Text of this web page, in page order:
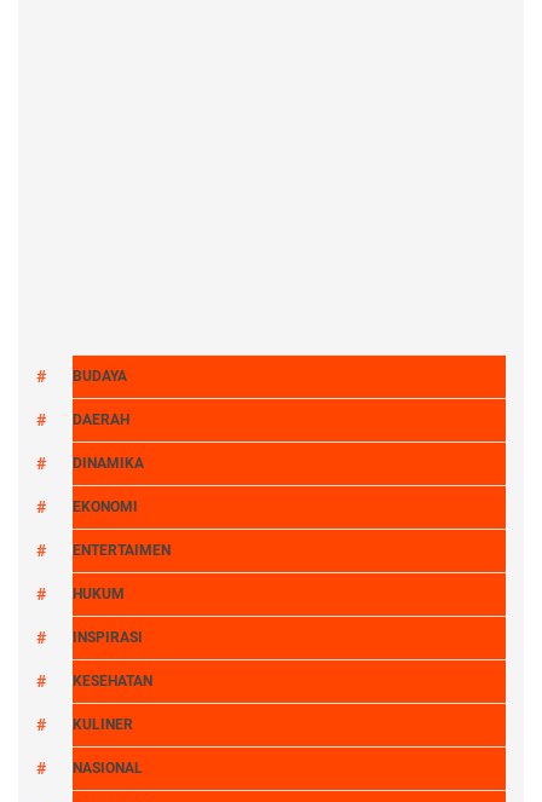
BUDAYA
DAERAH
DINAMIKA
EKONOMI
ENTERTAIMEN
HUKUM
INSPIRASI
KESEHATAN
KULINER
NASIONAL